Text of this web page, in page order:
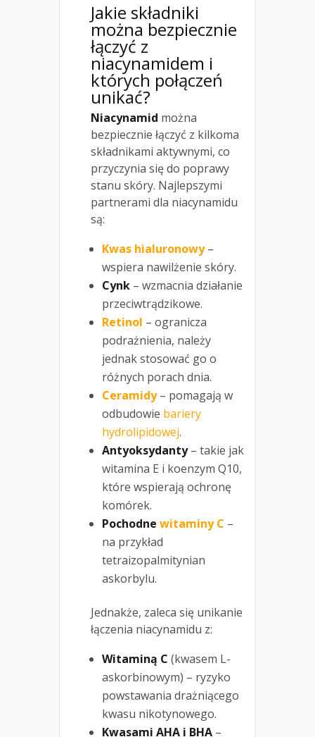
Jakie składniki
można bezpiecznie
łączyć z
niacynamidem i
których połączeń
unikać?
Niacynamid można
bezpiecznie łączyć z kilkoma
składnikami aktywnymi, co
przyczynia się do poprawy
stanu skóry. Najlepszymi
partnerami dla niacynamidu
są:
Kwas hialuronowy–
wspiera nawilżenie skóry.
Cynk – wzmacnia działanie
przeciwtrądzikowe.
Retinol – ogranicza
podrażnienia, należy
jednak stosować go o
różnych porach dnia.
Ceramidy– pomagają w
odbudowie bariery
hydrolipidowej.
Antyoksydanty– takie jak
witamina E i koenzym Q10,
które wspierają ochronę
komórek.
Pochodne witaminy C –
na przykład
tetraizopalmitynian
askorbylu.
Jednakże, zaleca się unikanie
łączenia niacynamidu z:
Witaminą C (kwasem L-
askorbinowym) – ryzyko
powstawania drażniącego
kwasu nikotynowego.
Kwasami AHA i BHA –